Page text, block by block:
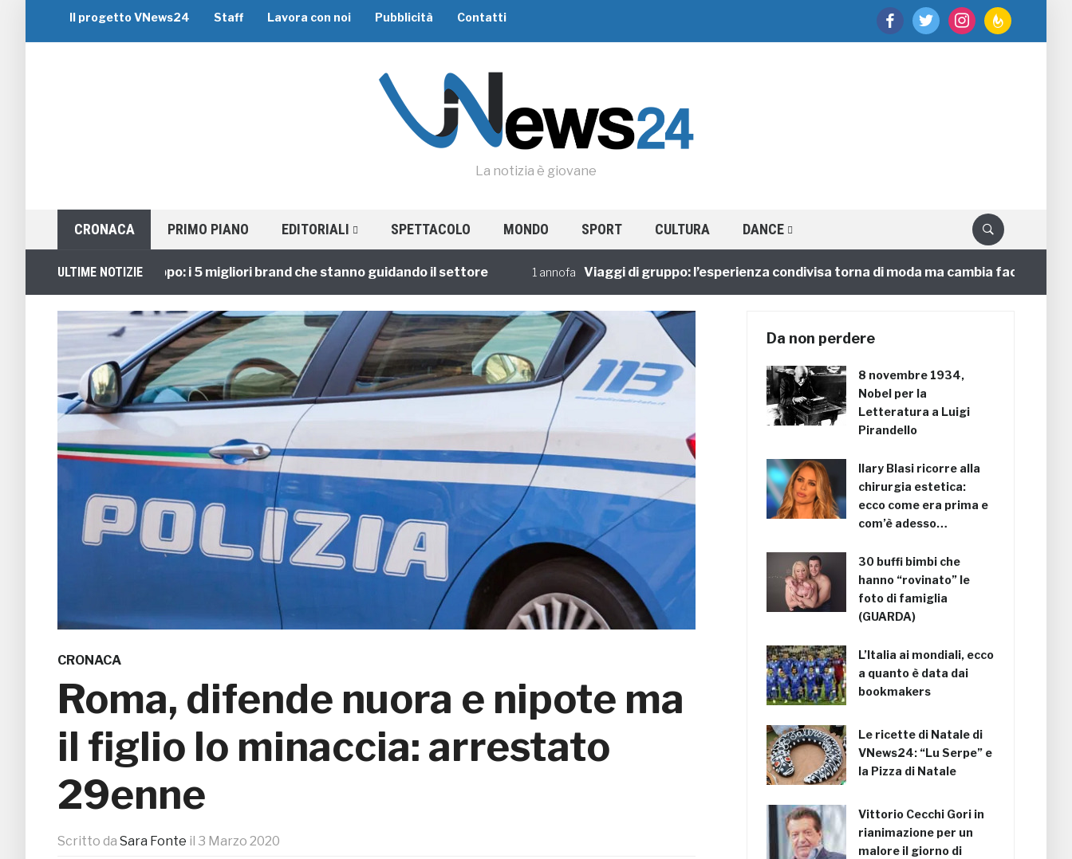
facebooktwitter instagramfeedburner
Il progetto VNews24 Staff Lavora con noi Pubblicità Contatti
La notizia è giovane
CRONACA PRIMO PIANO EDITORIALI SPETTACOLO MONDO SPORT CULTURA DANCE
ULTIME NOTIZIE
Viaggi di Gruppo: i 5 migliori brand che stanno guidando il settore 1 annofa Viaggi di gruppo: l’esperienza condivisa torna di moda ma cambia faccia
CRONACA
Roma, difende nuora e nipote ma
il figlio lo minaccia: arrestato
29enne
Scritto da Sara Fonte il 3 Marzo 2020
Da non perdere
8 novembre 1934,
Nobel per la
Letteratura a Luigi
Pirandello
Ilary Blasi ricorre alla
chirurgia estetica:
ecco come era prima e
com’è adesso…
30 buffi bimbi che
hanno “rovinato” le
foto di famiglia
(GUARDA)
L’Italia ai mondiali, ecco
a quanto è data dai
bookmakers
Le ricette di Natale di
VNews24: “Lu Serpe” e
la Pizza di Natale
Vittorio Cecchi Gori in
rianimazione per un
malore il giorno di